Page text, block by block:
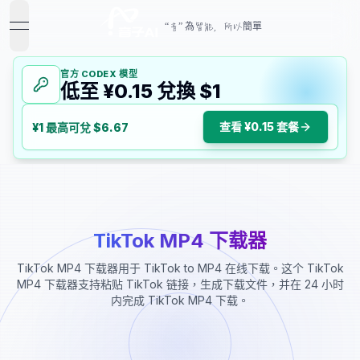
open navigation menu
“音” 為智能，所以簡單
官方 CODEX 模型
低至 ¥0.15 兌換 $1
¥1 最高可兌 $6.67 查看 ¥0.15 套餐
TikTok MP4 下载器
TikTok MP4 下载器用于 TikTok to MP4 在线下载。这个 TikTok
MP4 下载器支持粘贴 TikTok 链接，生成下载文件，并在 24 小时
内完成 TikTok MP4 下载。